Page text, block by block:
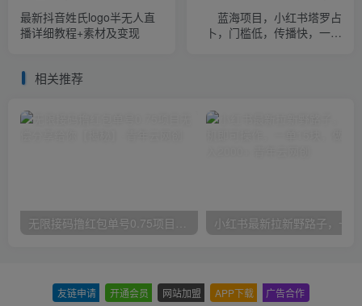
最新抖音姓氏logo半无人直
播详细教程+素材及变现
蓝海项目，小红书塔罗占
卜，门槛低，传播快，一部
相关推荐
无限接码撸红包单号0.75项目无偿分享给你【揭秘】
友链申请 开通会员 网站加盟 APP下载 广告合作